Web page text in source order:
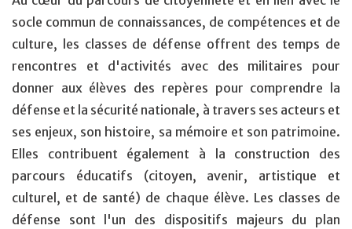
socle commun de connaissances, de compétences et de
culture, les classes de défense offrent des temps de
rencontres et d'activités avec des militaires pour
donner aux élèves des repères pour comprendre la
défense et la sécurité nationale, à travers ses acteurs et
ses enjeux, son histoire, sa mémoire et son patrimoine.
Elles contribuent également à la construction des
parcours éducatifs (citoyen, avenir, artistique et
culturel, et de santé) de chaque élève. Les classes de
défense sont l'un des dispositifs majeurs du plan